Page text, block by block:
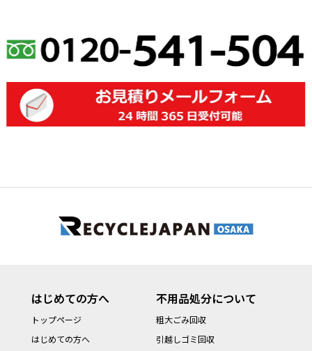
はじめての方へ
トップページ
はじめての方へ
不用品処分について
粗大ごみ回収
引越しゴミ回収